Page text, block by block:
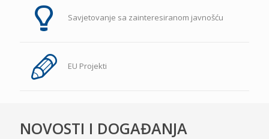
Savjetovanje sa zainteresiranom javnošću
EU Projekti
NOVOSTI I DOGAĐANJA